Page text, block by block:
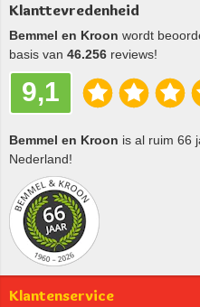
Klanttevredenheid
Bemmel en Kroon wordt
basis van 46.256 reviews!
9,1
Bemmel en Kroon is al ruim 66
Nederland!
Klantenservice